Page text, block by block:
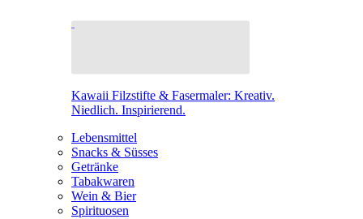
Kawaii Filzstifte & Fasermaler: Kreativ.
Niedlich. Inspirierend.
Lebensmittel
Snacks & Süsses
Getränke
Tabakwaren
Wein & Bier
Spirituosen